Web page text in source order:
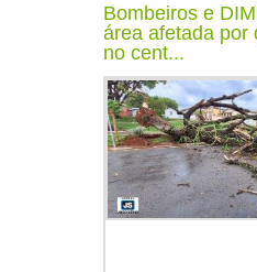
Bombeiros e
área afetada por
no cent...